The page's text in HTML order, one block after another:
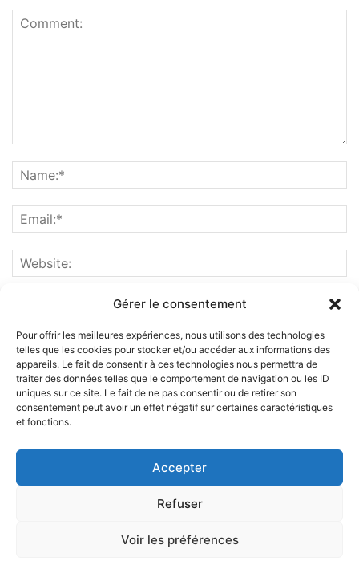
Gérer le consentement
Pour offrir les meilleures expériences, nous utilisons des technologies
telles que les cookies pour stocker et/ou accéder aux informations des
appareils. Le fait de consentir à ces technologies nous permettra de
traiter des données telles que le comportement de navigation ou les ID
uniques sur ce site. Le fait de ne pas consentir ou de retirer son
consentement peut avoir un effet négatif sur certaines caractéristiques
et fonctions.
Accepter
Refuser
Voir les préférences
ABOUT US
FOLLOW US